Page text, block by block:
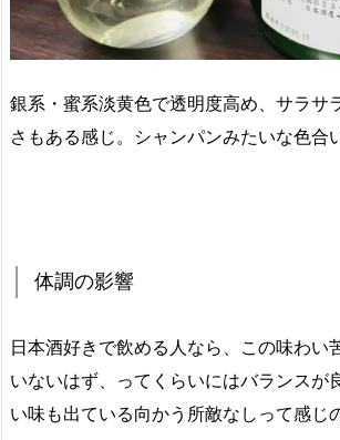
銀系・蜜系淡黄色で透明度高め、サラサ
さもある感じ。シャンパンみたいな色合
体調の影響
日本酒好きで飲める人なら、この味わい
いないはず、ってくらいにはバランスが
い味も出ている向かう所敵なしって感じ